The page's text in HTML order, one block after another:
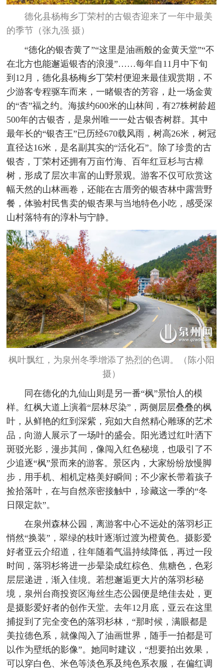
德化县杨梅乡丁荣村的古银杏迎来了一年中最美
的季节（张九强 摄）
“德化的银杏黄了”“这里是油画般的金黄天堂”“不
在北方也能邂逅银杏的浪漫”……每年自11月中下旬
到12月，德化县杨梅乡丁荣村便迎来最佳观赏期，不
少游客专程驱车而来，一睹银杏的芳容，赴一场金黄
的“杏”福之约。海拔约600米的山林间，有27株树龄超
500年的古银杏，是泉州唯一一处古银杏树群。其中
最年长的“银杏王”已历经670载风雨，树高26米，树冠
直径达16米，是名副其实的“活化石”。除了珍贵的古
银杏，丁荣村还拥有万亩竹海、百年红豆杉与古樟
树，形成了层次丰富的山野景观。游客不仅可欣赏这
幅天然的山林画卷，还能在古厝旁的银杏林中露营野
餐，体验村民售卖的银杏果与当地特色小吃，感受深
山村落特有的淳朴与宁静。
枫叶飘红，为泉州冬季增添了热烈的色调。（陈小阳
摄）
同在德化的九仙山则是另一番“枫”景怡人的模
样。红枫大道上演着“层林尽染”，两侧层层叠叠的枫
叶，从鲜艳的红到深紫，宛如大自然精心雕琢的艺术
品，向游人展示了一场叶的盛会。阳光透过红叶洒下
斑驳光影，漫步其间，像闯入红色秘境，也吸引了不
少追逐“枫”景而来的游客。景区内，大家纷纷放慢脚
步，用手机、相机定格美好瞬间；不少家长带着孩子
捡拾落叶，在与自然亲密接触中，珍藏这一季的“冬
日限定款”。
在泉州森林公园，离游客中心不远处的落羽杉正
悄然“换装”，翠绿的枝叶逐渐过渡为橙黄色。摄影爱
好者亚云介绍道，往年随着气温持续降低，再过一段
时间，落羽杉将进一步晕染成红棕色、焦糖色，色彩
层层递进，渐入佳境。若想邂逅更大片的落羽杉秘
境，泉州台商投资区海丝生态公园便是绝佳去处，更
是摄影爱好者的创作天堂。去年12月底，亚云在这里
捕捉到了完全变色的落羽杉林，“那时候，满眼都是
美拉德色系，就像闯入了油画世界，随手一拍都是可
以作为壁纸的影像”。她同时建议，“想要拍出效果，
可以穿白色、米色等淡色系及纯色系衣服，在偏红调